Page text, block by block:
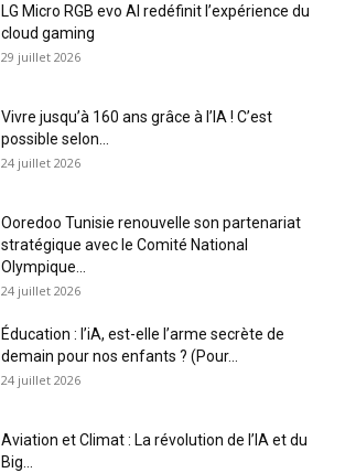
LG Micro RGB evo AI redéfinit l’expérience du
cloud gaming
29 juillet 2026
Vivre jusqu’à 160 ans grâce à l’IA ! C’est
possible selon...
24 juillet 2026
Ooredoo Tunisie renouvelle son partenariat
stratégique avec le Comité National
Olympique...
24 juillet 2026
Éducation : l’iA, est-elle l’arme secrète de
demain pour nos enfants ? (Pour...
24 juillet 2026
Aviation et Climat : La révolution de l’IA et du
Big...